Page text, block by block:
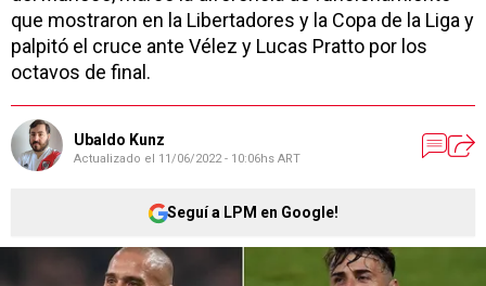
que mostraron en la Libertadores y la Copa de la Liga y
palpitó el cruce ante Vélez y Lucas Pratto por los
octavos de final.
Ubaldo Kunz
Actualizado el 11/06/2022 - 10:06hs ART
Seguí a LPM en Google!